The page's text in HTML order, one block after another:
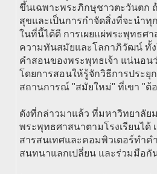
ขึ้นเฉพาะพระภิกษุชาวตะวันตก
สุขและเป็นการกำจัดสิ่งที่จะนำ
ในที่นี้ได้ดี การเผยแผ่พระพุทธศ
ความทันสมัยและโลกาภิวัฒน์ ทั้ง
คำสอนของพระพุทธเจ้า แน่นอ
โดยการสอนให้รู้จักวิธีการประยุ
สถานการณ์ "สมัยใหม่" ที่เขา "ต้
ดังที่กล่าวมาแล้ว ที่มหาวิทยาลัย
พระพุทธศาสนาตามโรงเรียนได้
สารสนเทศและคอมพิวเตอร์ทำค
สนทนาแลกเปลี่ยน และร่วมมือกั